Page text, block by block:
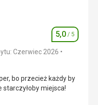
5,0/ 5
5,0
5,0
Ocena
5,0 / 5
Czerwiec 2026
bo przecież każdy by
starczyłoby miejsca!